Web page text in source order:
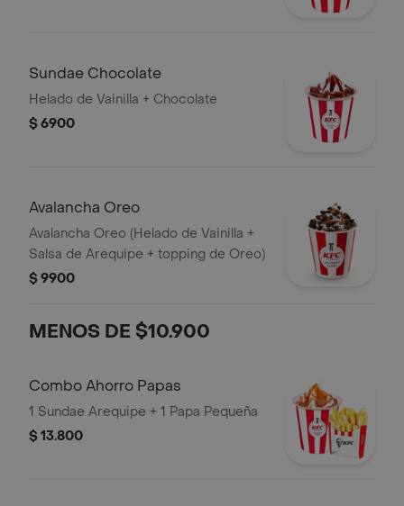
Sundae Chocolate
Helado de Vainilla + Chocolate
$ 6900
Avalancha Oreo
Avalancha Oreo (Helado de Vainilla +
Salsa de Arequipe + topping de Oreo)
$ 9900
MENOS DE $10.900
Combo Ahorro Papas
1 Sundae Arequipe + 1 Papa Pequeña
$ 13.800